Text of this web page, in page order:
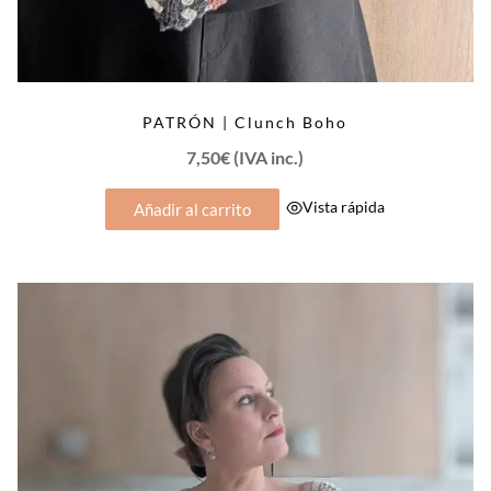
PATRÓN | Clunch Boho
7,50€ (IVA inc.)
Añadir al carrito Vista rápida